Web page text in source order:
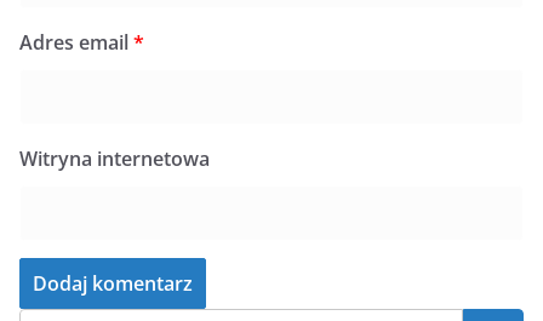
Adres email*
Witryna internetowa